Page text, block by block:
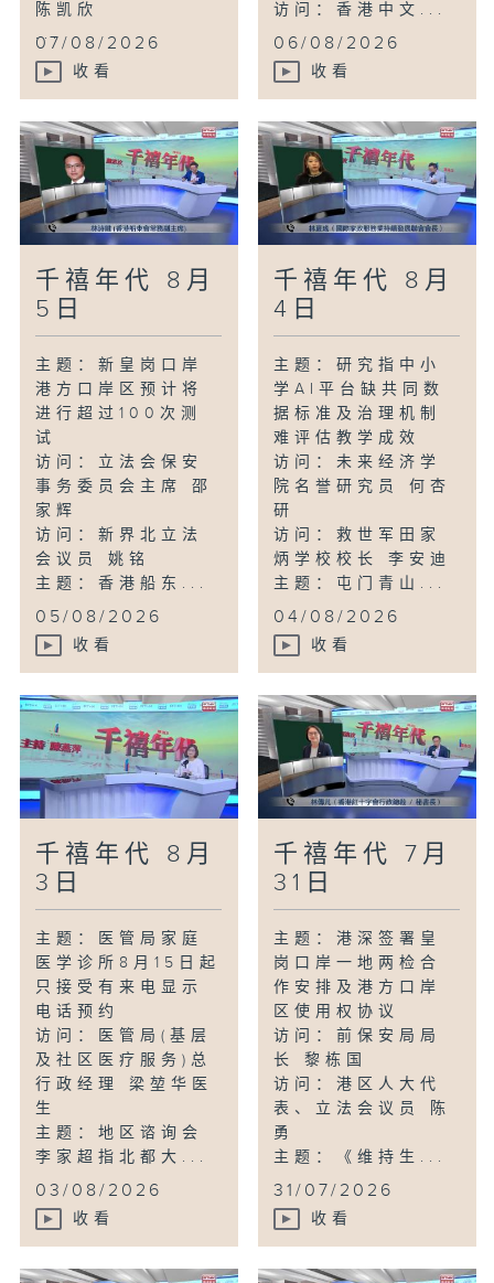
陈凯欣
...
07/08/2026
收看
访问：香港中文...
06/08/2026
收看
千禧年代 8月
5日
主题：新皇岗口岸
港方口岸区预计将
进行超过100次测
试
访问：立法会保安
事务委员会主席 邵
家辉
访问：新界北立法
会议员 姚铭
主题：香港船东...
05/08/2026
收看
千禧年代 8月
4日
主题：研究指中小
学AI平台缺共同数
据标准及治理机制
难评估教学成效
访问：未来经济学
院名誉研究员 何杏
研
访问：救世军田家
炳学校校长 李安迪
主题：屯门青山...
04/08/2026
收看
千禧年代 8月
3日
主题：医管局家庭
医学诊所8月15日起
只接受有来电显示
电话预约
访问：医管局(基层
及社区医疗服务)总
行政经理 梁堃华医
生
主题：地区谘询会
李家超指北都大...
03/08/2026
收看
千禧年代 7月
31日
主题：港深签署皇
岗口岸一地两检合
作安排及港方口岸
区使用权协议
访问：前保安局局
长 黎栋国
访问：港区人大代
表、立法会议员 陈
勇
主题：《维持生...
31/07/2026
收看